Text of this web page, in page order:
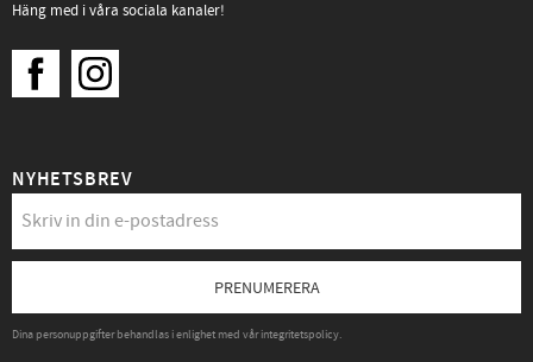
Häng med i våra sociala kanaler!
NYHETSBREV
PRENUMERERA
Dina personuppgifter behandlas i enlighet med vårintegritetspolicy.